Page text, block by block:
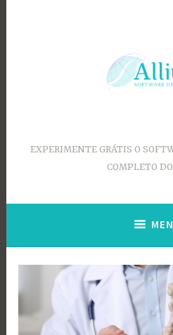
EXPERIMENTE GRÁTIS O
COMPLETO